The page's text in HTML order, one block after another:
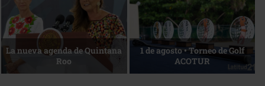
Reconocimiento de viajeros La esencia del servicio